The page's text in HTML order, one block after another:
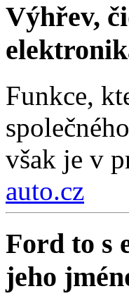
Výhřev,
Funkce,
však je v
auto.cz
Ford to s
jeho